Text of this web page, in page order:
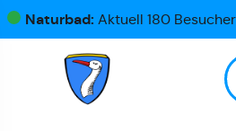
Naturbad: Aktuell 180